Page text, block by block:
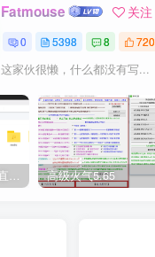
Fatmouse 关注
0 5398 8 720
这家伙很懒，什么都没有写...
天翼云解析：文件直链获取源码 高级火气5.65